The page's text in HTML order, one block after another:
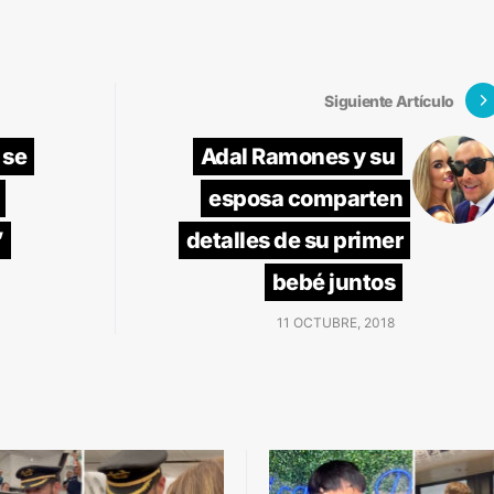
Siguiente Artículo
Adal Ramones y su
esposa comparten
detalles de su primer
bebé juntos
11 OCTUBRE, 2018